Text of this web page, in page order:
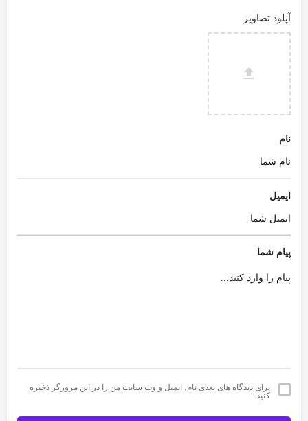
آپلود تصاویر
نام
ایمیل
پیام شما
برای دیدگاه های بعدی نام، ایمیل و وب سایت من را در این مرورگر ذخیره
کنید.